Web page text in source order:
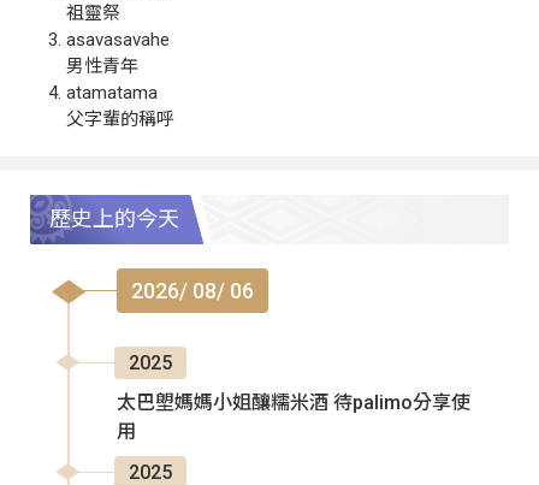
祖靈祭
asavasavahe
男性青年
atamatama
父字輩的稱呼
歷史上的今天
2026/ 08/ 06
2025
太巴塱媽媽小姐釀糯米酒 待palimo分享使
用
2025